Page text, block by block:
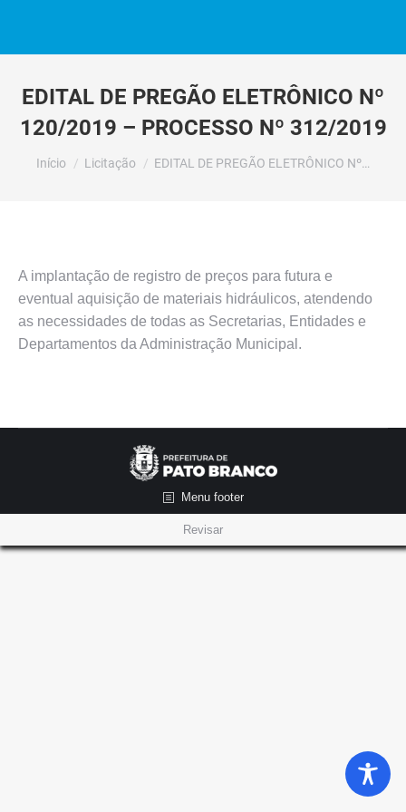
EDITAL DE PREGÃO ELETRÔNICO Nº
120/2019 – PROCESSO Nº 312/2019
Você está aqui:
Início Licitação EDITAL DE PREGÃO ELETRÔNICO Nº…
A implantação de registro de preços para futura e
eventual aquisição de materiais hidráulicos, atendendo
as necessidades de todas as Secretarias, Entidades e
Departamentos da Administração Municipal.
Menu footer
Revisar